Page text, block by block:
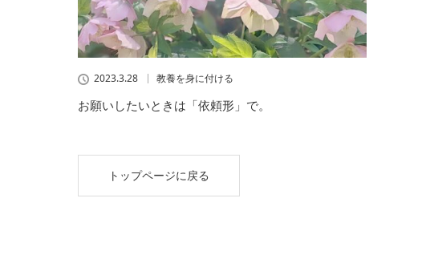
2023.3.28 教養を身に付ける
お願いしたいときは「依頼形」で。
トップページに戻る